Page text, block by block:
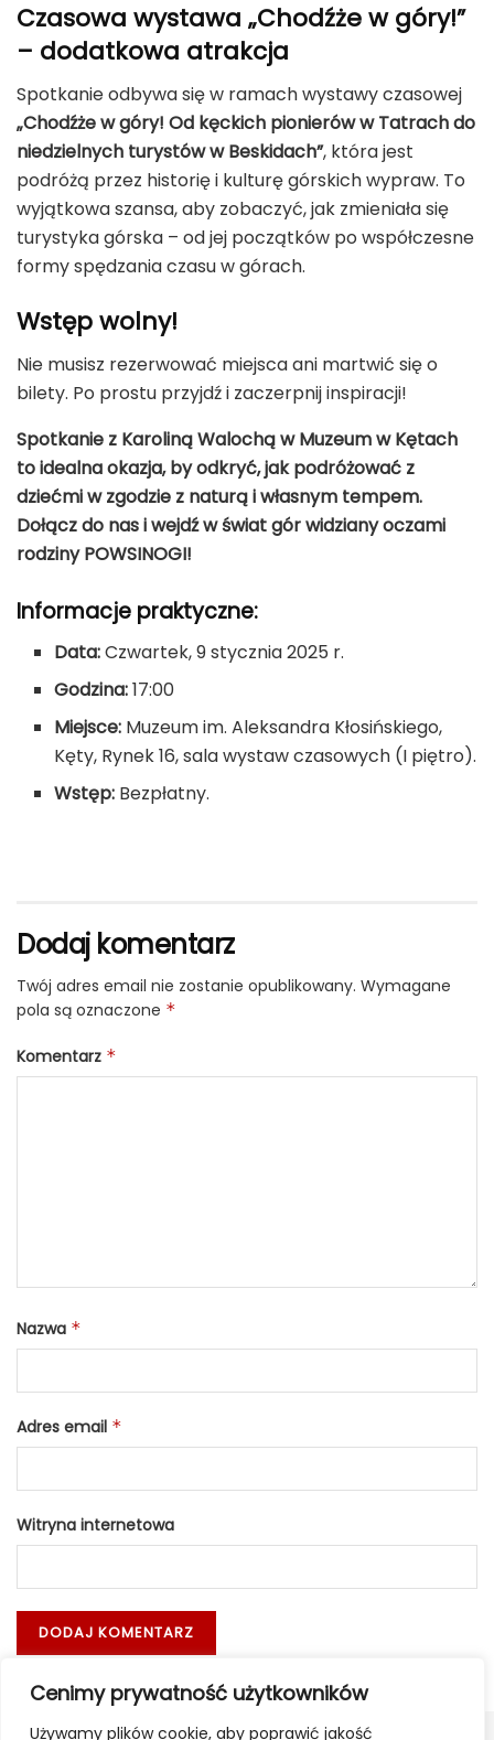
Cenimy prywatność użytkowników
Używamy plików cookie, aby poprawić jakość
Czasowa wystawa „Chodźże w góry!”
– dodatkowa atrakcja
Spotkanie odbywa się w ramach wystawy czasowej
„Chodźże w góry! Od kęckich pionierów w Tatrach do
niedzielnych turystów w Beskidach”, która jest
podróżą przez historię i kulturę górskich wypraw. To
wyjątkowa szansa, aby zobaczyć, jak zmieniała się
turystyka górska – od jej początków po współczesne
formy spędzania czasu w górach.
Wstęp wolny!
Nie musisz rezerwować miejsca ani martwić się o
bilety. Po prostu przyjdź i zaczerpnij inspiracji!
Spotkanie z Karoliną Walochą w Muzeum w Kętach
to idealna okazja, by odkryć, jak podróżować z
dziećmi w zgodzie z naturą i własnym tempem.
Dołącz do nas i wejdź w świat gór widziany oczami
rodziny POWSINOGI!
Informacje praktyczne:
Data:Czwartek, 9 stycznia 2025 r.
Godzina:17:00
Miejsce: Muzeum im. Aleksandra Kłosińskiego,
Kęty, Rynek 16, sala wystaw czasowych (I piętro).
Wstęp: Bezpłatny.
Dodaj komentarz
Twój adres email nie zostanie opublikowany. Wymagane
pola są oznaczone *
Komentarz *
Nazwa *
Adres email *
Witryna internetowa